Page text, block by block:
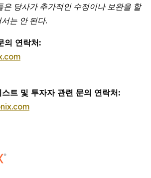
은 당사가 추가적인 수정이나 보완을 할
는 안 된다.
연락처:
트 및 투자자 관련 문의 연락처: